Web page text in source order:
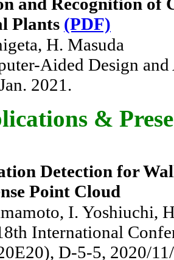
Plants (PDF)
H. Masuda
Aided Design
2021.
&
Detection for
Point Cloud
I. Yoshiuchi,
International
D-5-5, 2020/